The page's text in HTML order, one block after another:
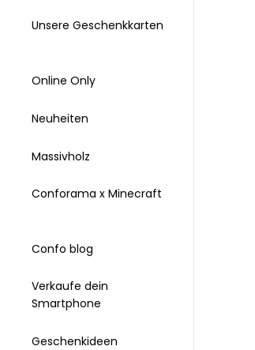
Unsere Geschenkkarten
Online Only
Neuheiten
Massivholz
Conforama x Minecraft
Confo blog
Verkaufe dein
Smartphone
Geschenkideen